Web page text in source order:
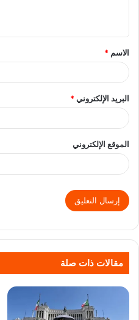
الاسم *
البريد الإلكتروني*
الموقع الإلكتروني
مقالات ذات صلة